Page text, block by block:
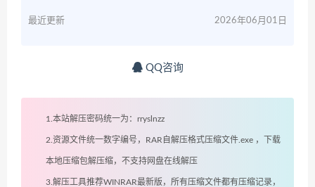
最近更新 2026年06月01日
QQ咨询
1.本站解压密码统一为：rryslnzz
2.资源文件统一数字编号，RAR自解压格式压缩文件.exe ，下载
本地压缩包解压缩，不支持网盘在线解压
3.解压工具推荐WINRAR最新版，所有压缩文件都有压缩记录，